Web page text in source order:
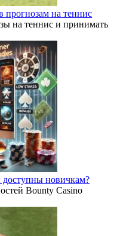
прогнозам на теннис
на теннис и принимать
доступны новичкам?
Bounty Casino